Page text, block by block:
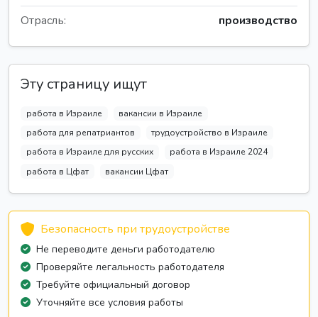
Отрасль:
производство
Эту страницу ищут
работа в Израиле
вакансии в Израиле
работа для репатриантов
трудоустройство в Израиле
работа в Израиле для русских
работа в Израиле 2024
работа в Цфат
вакансии Цфат
Безопасность при трудоустройстве
Не переводите деньги работодателю
Проверяйте легальность работодателя
Требуйте официальный договор
Уточняйте все условия работы